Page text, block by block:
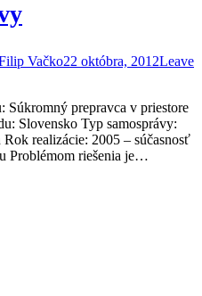
Vačko22 októbra, 2012Leave
Súkromný prepravca v priestore
Slovensko Typ samosprávy:
realizácie: 2005 – súčasnosť
Problémom riešenia je…